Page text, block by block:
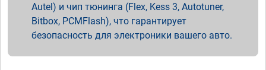
Autel) и чип тюнинга (Flex, Kess 3, Autotuner,
Bitbox, PCMFlash), что гарантирует
безопасность для электроники вашего авто.